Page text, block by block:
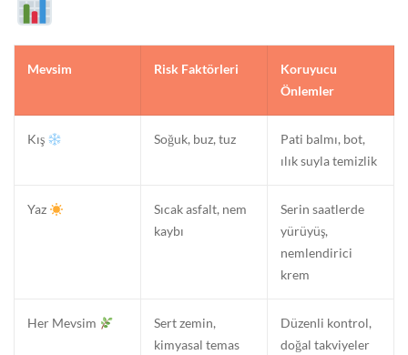
Mevsim Risk Faktörleri
Koruyucu
Önlemler
Kış Soğuk, buz, tuz
Pati balmı, bot,
ılık suyla temizlik
Yaz
Sıcak asfalt, nem
kaybı
Serin saatlerde
yürüyüş,
nemlendirici
krem
Her Mevsim
Sert zemin,
kimyasal temas
Düzenli kontrol,
doğal takviyeler